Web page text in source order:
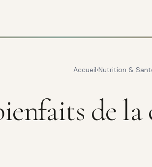
Accueil Nutrition &
de